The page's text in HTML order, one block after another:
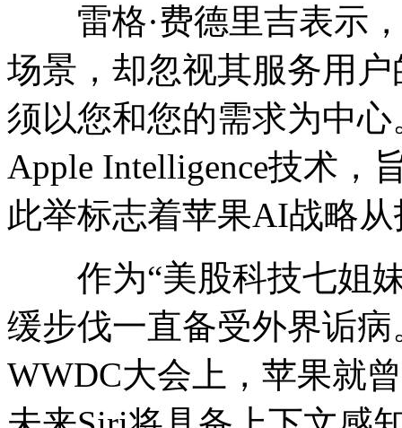
雷格·费德里吉表示，
场景，却忽视其服务用
须以您和您的需求为中
Apple Intelligence技术，
此举标志着苹果AI战略
作为“美股科技七姐妹
缓步伐一直备受外界诟
WWDC大会上，苹果就